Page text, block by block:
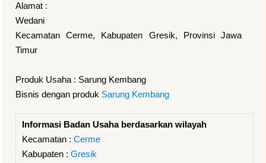
Alamat :
Wedani
Kecamatan Cerme, Kabupaten Gresik, Provinsi Jawa
Timur
Produk Usaha : Sarung Kembang
Bisnis dengan produk Sarung Kembang
Informasi Badan Usaha berdasarkan wilayah
Kecamatan : Cerme
Kabupaten : Gresik